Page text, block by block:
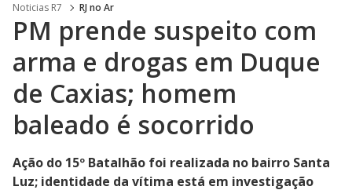
Noticias R7 RJ no Ar
PM prende suspeito com
arma e drogas em Duque
de Caxias; homem
baleado é socorrido
Ação do 15º Batalhão foi realizada no bairro Santa
Luz; identidade da vítima está em investigação